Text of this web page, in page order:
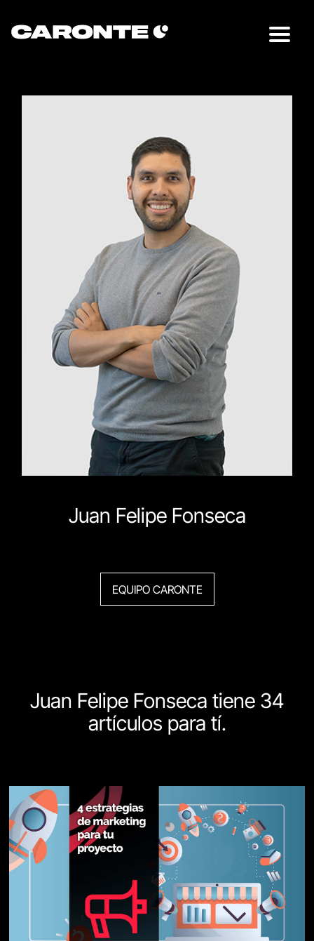
Juan Felipe Fonseca
EQUIPO CARONTE
Juan Felipe Fonseca tiene 34
artículos para tí.